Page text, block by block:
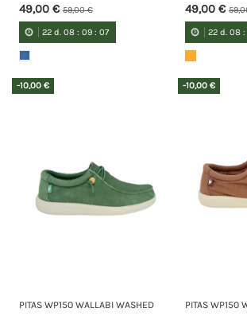
49,00 €59,00 €
22 d. 08 :09 :07
49,00 €
22 d. 08
-10,00 €
PITAS WP150 WALLABI WASHED
-10,00 €
PITAS WP150